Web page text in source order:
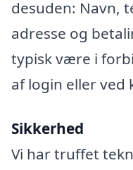
desuden: Navn,
adresse og
typisk være i
af login eller ved
Sikkerhed
Vi har truffet